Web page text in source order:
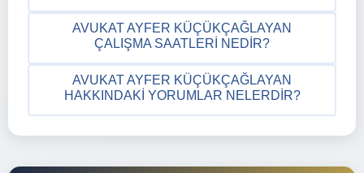
AVUKAT AYFER KÜÇÜKÇAĞLAYAN
ÇALIŞMA SAATLERI NEDIR?
AVUKAT AYFER KÜÇÜKÇAĞLAYAN
HAKKINDAKI YORUMLAR NELERDIR?